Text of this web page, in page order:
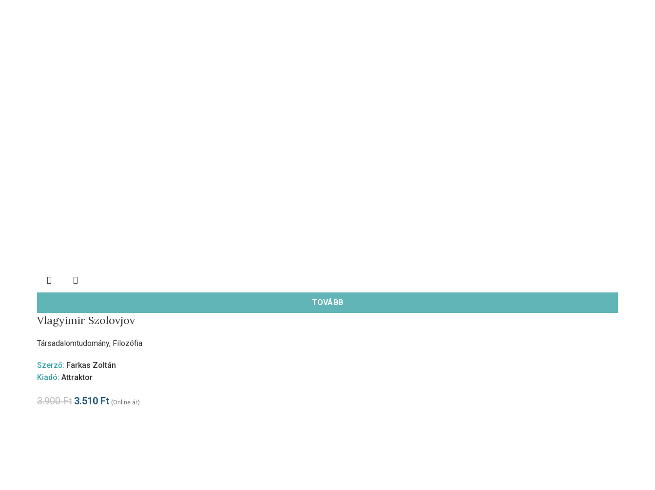
TOVÁBB
Vlagyimir Szolovjov
Társadalomtudomány, Filozófia
Szerző: Farkas Zoltán
Kiadó: Attraktor
3.900Ft 3.510 Ft (Online ár)